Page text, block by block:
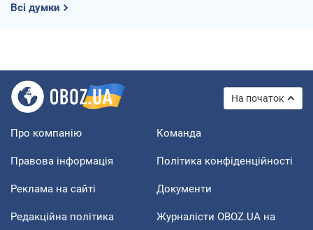
Всі думки
На початок
Про компанію Команда
Правова інформація Політика конфіденційності
Реклама на сайті Документи
Редакційна політика
Журналісти OBOZ.UA на